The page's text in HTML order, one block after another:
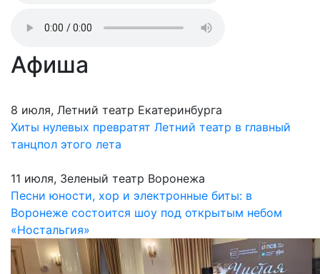
Афиша
8 июля, Летний театр Екатеринбурга
Хиты нулевых превратят Летний театр в главный
танцпол этого лета
11 июля, Зеленый театр Воронежа
Песни юности, хор и электронные биты: в
Воронеже состоится шоу под открытым небом
«Ностальгия»